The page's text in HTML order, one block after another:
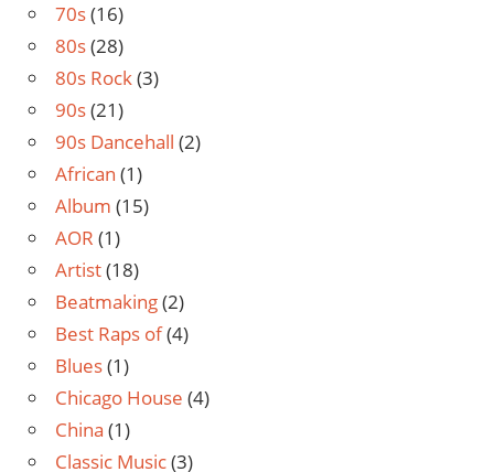
70s(16)
80s(28)
80s Rock(3)
90s(21)
90s Dancehall (2)
African (1)
Album (15)
AOR (1)
Artist(18)
Beatmaking(2)
Best Raps of(4)
Blues(1)
Chicago House (4)
China (1)
Classic Music(3)